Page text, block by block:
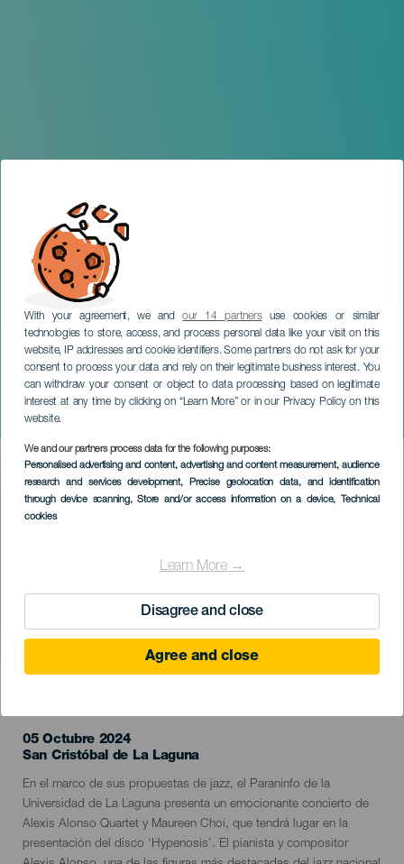
With your agreement, we andour 14 partnersuse cookies or similar
technologies to store, access, and process personal data like your visit on this
website, IP addresses and cookie identifiers. Some partners do not ask for your
consent to process your data and rely on their legitimate business interest. You
can withdraw your consent or object to data processing based on legitimate
interest at any time by clicking on “Learn More” or in our Privacy Policy on this
website.
We and our partners process data for the following purposes:
Personalised advertising and content, advertising and content measurement, audience
research and services development, Precise geolocation data, and identification
through device scanning, Store and/or access information on a device, Technical
cookies
Learn More →
Disagree and close
Agree and close
Alexis Alonso y Maureen
Choi en concierto
TENERIFE
Imagen
Listado
05 Octubre 2024
Localidad
San Cristóbal de La Laguna
Descripción
del
evento
En el marco de sus propuestas de jazz, el Paraninfo de la
Universidad de La Laguna presenta un emocionante concierto de
Alexis Alonso Quartet y Maureen Choi, que tendrá lugar en la
presentación del disco ‘Hypenosis’. El pianista y compositor